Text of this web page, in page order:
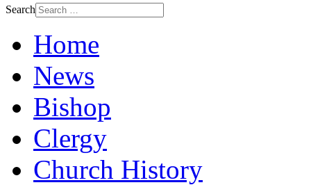
Search
Home
News
Bishop
Clergy
Church History